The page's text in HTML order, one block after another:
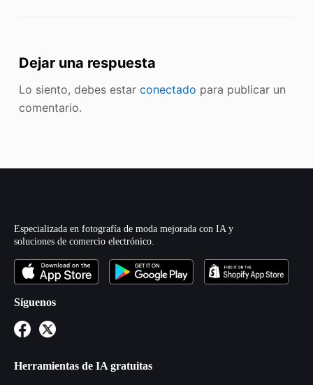
Dejar una respuesta
Lo siento, debes estar conectado para publicar un
comentario.
Especializada en fotografía de moda mejorada con IA y
soluciones de comercio electrónico.
Síguenos
Herramientas de IA gratuitas